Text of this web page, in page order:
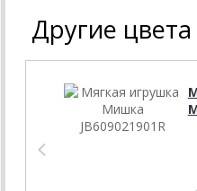
Другие